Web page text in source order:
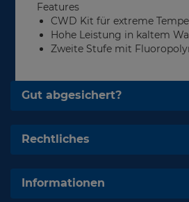
Features
CWD Kit für extreme
Hohe Leistung in kaltem
Zweite Stufe mit
Gut abgesichert?
Rechtliches
Informationen